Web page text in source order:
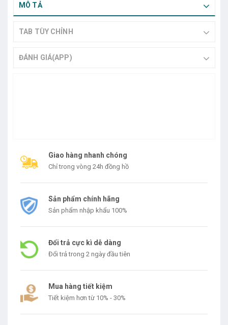
MÔ TẢ
TAB TÙY CHỈNH
ĐÁNH GIÁ(APP)
Giao hàng nhanh chóng
Chỉ trong vòng 24h đồng hồ
Sản phẩm chính hãng
Sản phẩm nhập khẩu 100%
Đổi trả cực kì dễ dàng
Đổi trả trong 2 ngày đầu tiên
Mua hàng tiết kiệm
Tiết kiệm hơn từ 10% - 30%